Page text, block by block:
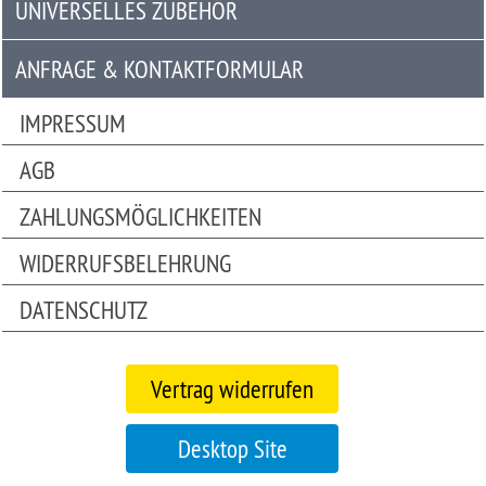
Universelles
Zubehör
Anfrage
&
Kontaktformular
Garage
|
Carport
UNIVERSELLES ZUBEHÖR
ANFRAGE & KONTAKTFORMULAR
IMPRESSUM
AGB
ZAHLUNGSMÖGLICHKEITEN
WIDERRUFSBELEHRUNG
DATENSCHUTZ
Vertrag widerrufen
Desktop Site